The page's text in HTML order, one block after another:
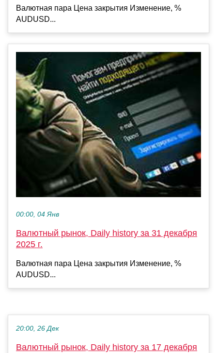
Валютная пара Цена закрытия Изменение, %
AUDUSD...
00:00, 04 Янв
Валютный рынок, Daily history за 31 декабря
2025 г.
Валютная пара Цена закрытия Изменение, %
AUDUSD...
20:00, 26 Дек
Валютный рынок, Daily history за 17 декабря